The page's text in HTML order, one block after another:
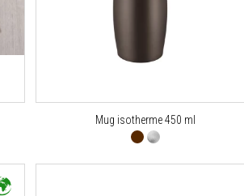
Mug isotherme 450 ml